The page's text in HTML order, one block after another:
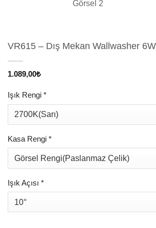
VR615 – Dış Mekan Wallwasher 6W
1.089,00₺
Işık Rengi *
Kasa Rengi *
Işık Açısı *